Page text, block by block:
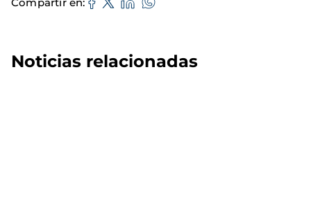
Noticias relacionadas